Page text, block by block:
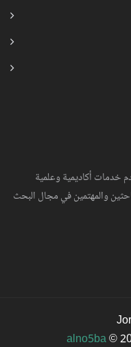
خدمات أكاديمية وعلمية
والمهتمين في مجال البحث
alno5ba©